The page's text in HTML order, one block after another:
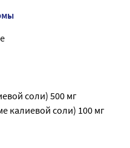
соли) 500 мг
калиевой соли) 100 мг